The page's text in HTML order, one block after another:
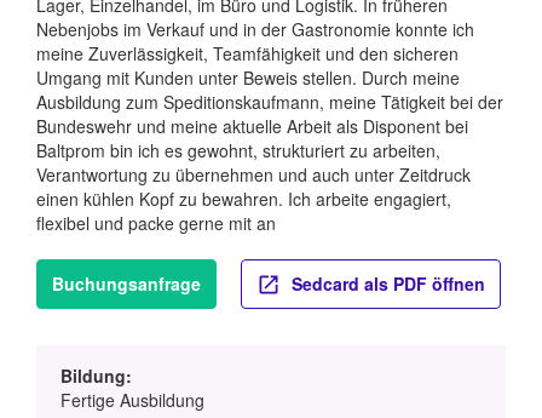
Nebenjobs im Verkauf und in der Gastronomie konnte ich
meine Zuverlässigkeit, Teamfähigkeit und den sicheren
Umgang mit Kunden unter Beweis stellen. Durch meine
Ausbildung zum Speditionskaufmann, meine Tätigkeit bei der
Bundeswehr und meine aktuelle Arbeit als Disponent bei
Baltprom bin ich es gewohnt, strukturiert zu arbeiten,
Verantwortung zu übernehmen und auch unter Zeitdruck
einen kühlen Kopf zu bewahren. Ich arbeite engagiert,
flexibel und packe gerne mit an
Buchungsanfrage Sedcard als PDF öffnen
Bildung:
Fertige Ausbildung